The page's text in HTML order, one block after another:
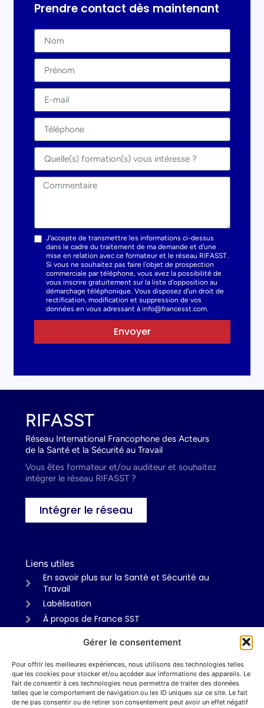
Gérer le consentement
Pour offrir les meilleures expériences, nous utilisons des technologies telles
que les cookies pour stocker et/ou accéder aux informations des appareils. Le
fait de consentir à ces technologies nous permettra de traiter des données
telles que le comportement de navigation ou les ID uniques sur ce site. Le fait
de ne pas consentir ou de retirer son consentement peut avoir un effet négatif
Prendre contact dès maintenant
J'accepte de transmettre les informations ci-dessus
dans le cadre du traitement de ma demande et d'une
mise en relation avec ce formateur et le réseau RIFASST.
Si vous ne souhaitez pas faire l'objet de prospection
commerciale par téléphone, vous avez la possibilité de
vous inscrire gratuitement sur la liste d'opposition au
démarchage téléphonique. Vous disposez d'un droit de
rectification, modification et suppression de vos
données en vous adressant à info@francesst.com.
Envoyer
RIFASST
Réseau International Francophone des Acteurs
de la Santé et la Sécurité au Travail
Vous êtes formateur et/ou auditeur et souhaitez
intégrer le réseau RIFASST ?
Intégrer le réseau
Liens utiles
En savoir plus sur la Santé et Sécurité au
Travail
Labélisation
À propos de France SST
Informations
Mentions légales
Politiques de confidentialité